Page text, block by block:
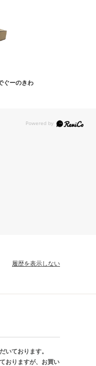
ぐーのきわ
履歴を表示しない
いております。
おりますが、お買い